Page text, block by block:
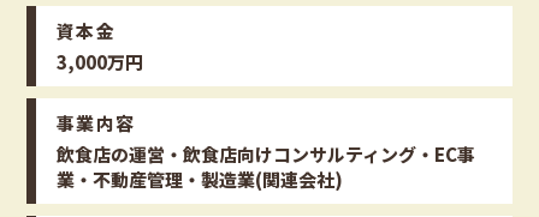
資本金
3,000万円
事業内容
飲食店の運営・飲食店向けコンサルティング・EC事
業・不動産管理・製造業(関連会社)